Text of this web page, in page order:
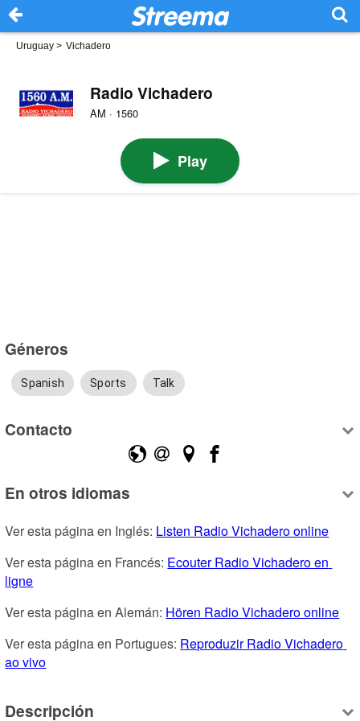
Uruguay > Vichadero
Radio Vichadero
AM · 1560
Play
Géneros
Spanish Sports Talk
Contacto
En otros idiomas
Ver esta página en Inglés: Listen Radio Vichadero online
Ver esta página en Francés: Ecouter Radio Vichadero en
ligne
Ver esta página en Alemán: Hören Radio Vichadero online
Ver esta página en Portugues: Reproduzir Radio Vichadero
ao vivo
Descripción